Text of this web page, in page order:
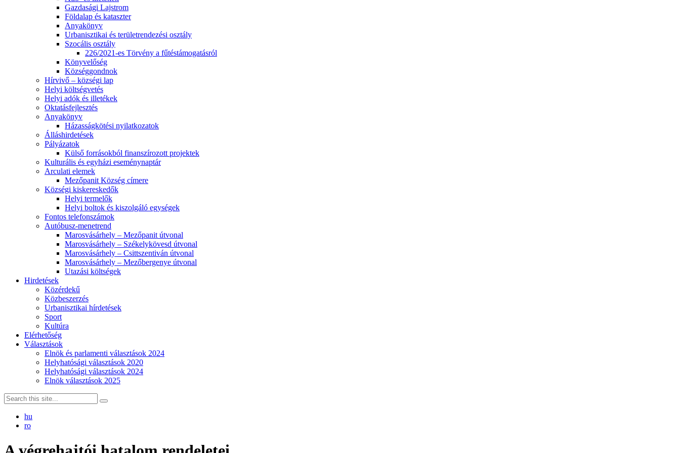
Gazdasági Lajstrom
Földalap és kataszter
Anyakönyv
Urbanisztikai és területrendezési osztály
Szocális osztály
226/2021-es Törvény a fűtéstámogatásról
Könyvelőség
Községgondnok
Hírvivő – községi lap
Helyi költségvetés
Helyi adók és illetékek
Oktatásfejlesztés
Anyakönyv
Házasságkötési nyilatkozatok
Álláshirdetések
Pályázatok
Külső forrásokból finanszírozott projektek
Kulturális és egyházi eseménynaptár
Arculati elemek
Mezőpanit Község címere
Községi kiskereskedők
Helyi termelők
Helyi boltok és kiszolgáló egységek
Fontos telefonszámok
Autóbusz-menetrend
Marosvásárhely – Mezőpanit útvonal
Marosvásárhely – Székelykövesd útvonal
Marosvásárhely – Csittszentiván útvonal
Marosvásárhely – Mezőbergenye útvonal
Utazási költségek
Hirdetések
Közérdekű
Közbeszerzés
Urbanisztikai hírdetések
Sport
Kultúra
Elérhetőség
Választások
Elnök és parlamenti választások 2024
Helyhatósági választások 2020
Helyhatósági választások 2024
Elnök választások 2025
hu
ro